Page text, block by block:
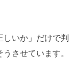
いか」だけで判
させています。